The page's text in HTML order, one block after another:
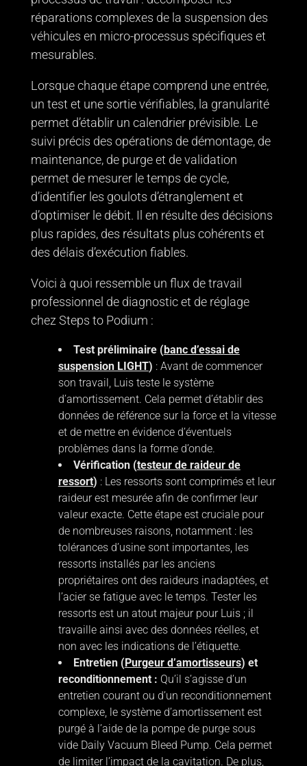
réparations complexes de la suspension des
véhicules en micro-processus spécifiques et
mesurables.
Lorsque chaque étape comprend une entrée,
un test et une sortie vérifiables, la granularité
permet d’établir un calendrier prévisible. Le
suivi précis des opérations de démontage, de
maintenance, de purge et de validation
permet de mesurer le temps de cycle,
d’identifier les goulots d’étranglement et
d’optimiser le débit. Il en résulte des décisions
plus rapides, des résultats plus cohérents et
des délais d’exécution fiables.
Voici à quoi ressemble un flux de travail
professionnel de diagnostic et de réglage
chez Steps to Podium :
Test préliminaire (banc d’essai de
suspension LIGHT) : Avant de commencer
son travail, Luis teste le système
d’amortissement. Cela permet d’établir des
données de référence sur la force et la vitesse
et de mettre en évidence d’éventuels
problèmes dans la forme d’onde.
Vérification (testeur de raideur de
ressort) : Les ressorts sont comprimés et leur
raideur est mesurée afin de confirmer leur
valeur exacte. Cette étape est cruciale pour
de nombreuses raisons, notamment : les
tolérances d’usine sont importantes, les
ressorts installés par les anciens
propriétaires ont des raideurs inadaptées, et
l’acier se fatigue avec le temps. Tester les
ressorts est un atout majeur pour Luis ; il
travaille ainsi avec des données réelles, et
non avec les indications de l’étiquette.
Entretien (Purgeur d’amortisseurs) et
reconditionnement : Qu’il s’agisse d’un
entretien courant ou d’un reconditionnement
complexe, le système d’amortissement est
purgé à l’aide de la pompe de purge sous
vide Daily Vacuum Bleed Pump. Cela permet
de limiter l’impact de la cavitation. De plus,